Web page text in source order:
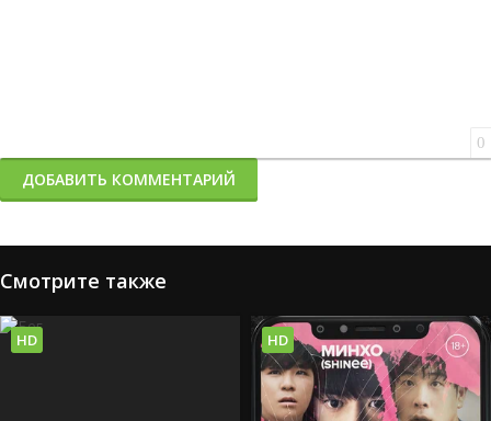
0
ДОБАВИТЬ КОММЕНТАРИЙ
Смотрите также
HD HD